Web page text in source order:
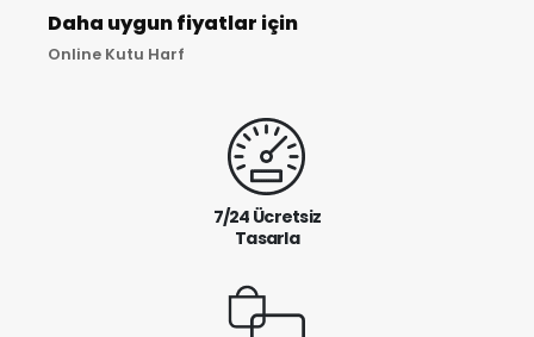
Daha uygun fiyatlar için
Online Kutu Harf
7/24 Ücretsiz
Tasarla